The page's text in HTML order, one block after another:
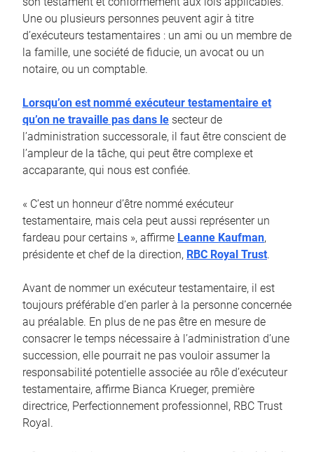
Une ou plusieurs personnes peuvent agir à titre
d’exécuteurs testamentaires : un ami ou un membre de
la famille, une société de fiducie, un avocat ou un
notaire, ou un comptable.
Lorsqu’on est nommé exécuteur testamentaire et
qu’on ne travaille pas dans le secteur de
l’administration successorale, il faut être conscient de
l’ampleur de la tâche, qui peut être complexe et
accaparante, qui nous est confiée.
« C’est un honneur d’être nommé exécuteur
testamentaire, mais cela peut aussi représenter un
fardeau pour certains », affirme Leanne Kaufman,
présidente et chef de la direction, RBC Royal Trust.
Avant de nommer un exécuteur testamentaire, il est
toujours préférable d’en parler à la personne concernée
au préalable. En plus de ne pas être en mesure de
consacrer le temps nécessaire à l’administration d’une
succession, elle pourrait ne pas vouloir assumer la
responsabilité potentielle associée au rôle d’exécuteur
testamentaire, affirme Bianca Krueger, première
directrice, Perfectionnement professionnel, RBC Trust
Royal.